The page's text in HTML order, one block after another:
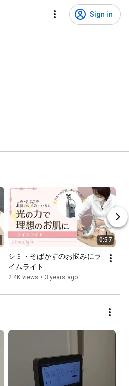
Sign in
0:57
シミ・そばかすのお悩みにラ
イムライト
2.4K views • 3 years ago